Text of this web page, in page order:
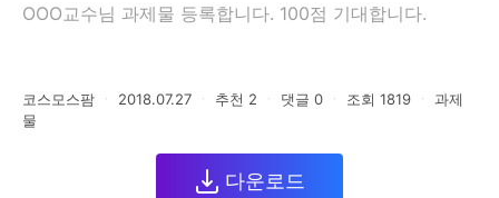
OOO교수님 과제물 등록합니다. 100점 기대합니다.
코스모스팜 ㆍ 2018.07.27 ㆍ 추천 2 ㆍ 댓글 0 ㆍ 조회 1819 ㆍ
과제
물
다운로드